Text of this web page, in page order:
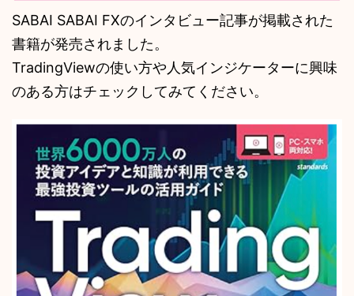
SABAI SABAI FXのインタビュー記事が掲載された
書籍が発売されました。
TradingViewの使い方や人気インジケーターに興味
のある方はチェックしてみてください。